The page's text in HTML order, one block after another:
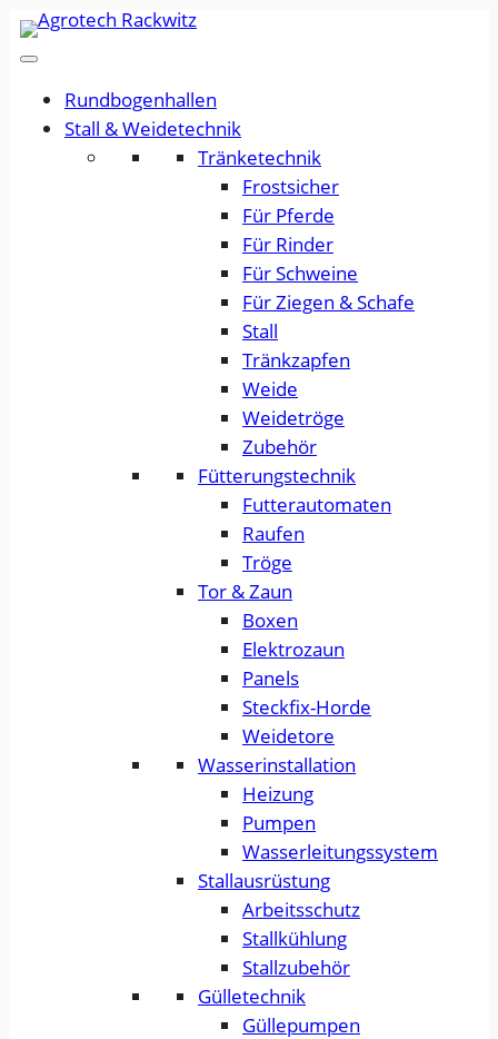
Rundbogenhallen
Stall & Weidetechnik
Tränketechnik
Frostsicher
Für Pferde
Für Rinder
Für Schweine
Für Ziegen & Schafe
Stall
Tränkzapfen
Weide
Weidetröge
Zubehör
Fütterungstechnik
Futterautomaten
Raufen
Tröge
Tor & Zaun
Boxen
Elektrozaun
Panels
Steckfix-Horde
Weidetore
Wasserinstallation
Heizung
Pumpen
Wasserleitungssystem
Stallausrüstung
Arbeitsschutz
Stallkühlung
Stallzubehör
Gülletechnik
Güllepumpen